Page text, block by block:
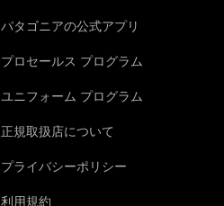
パタゴニアの公式アプリ
プロセールス プログラム
ユニフォーム プログラム
正規取扱店について
プライバシーポリシー
利用規約